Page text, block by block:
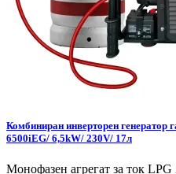
Комбиниран инверторен генератор
6500iEG/ 6,5kW/ 230V/ 17л
Монофазен агрегат за ток